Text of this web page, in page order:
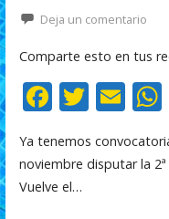
Deja un comentario
Comparte esto en tus
F
e
b
T
itt
er
E
ai
Ya tenemos
noviembre disputar la
Vuelve el…